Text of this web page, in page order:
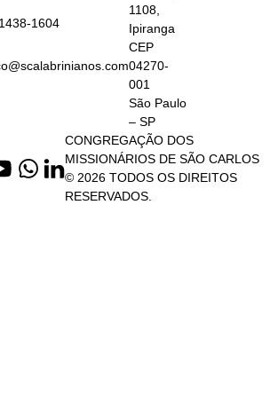
1604
1108,
Ipiranga
CEP
04270-
001
São Paulo
– SP
CONGREGAÇÃO DOS
MISSIONÁRIOS DE SÃO CARLOS
© 2026 TODOS OS DIREITOS
RESERVADOS.